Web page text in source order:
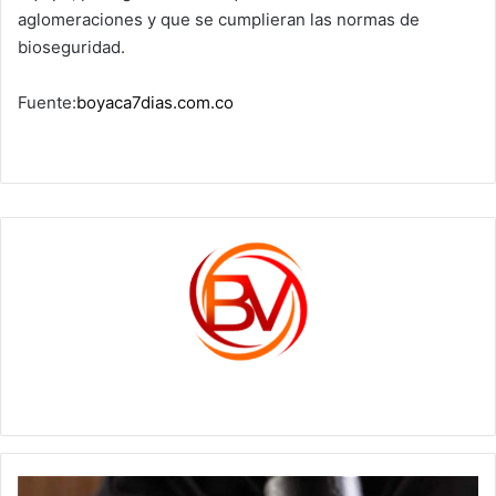
aglomeraciones y que se cumplieran las normas de
bioseguridad.
Fuente:boyaca7dias.com.co